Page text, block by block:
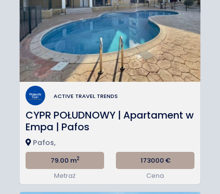
ACTIVE TRAVEL TRENDS
CYPR POŁUDNOWY | Apartament w
Empa | Pafos
Pafos,
79.00 m2
Metraż
173000 €
Cena